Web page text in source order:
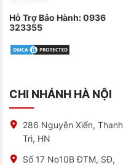
Hỗ Trợ Bảo Hành:0936
323355
CHI NHÁNH HÀ NỘI
286 Nguyễn Xiển, Thanh
Trì, HN
Số 17 No10B ĐTM, SĐ,